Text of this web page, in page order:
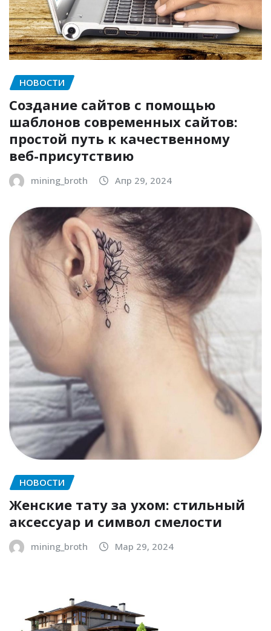
НОВОСТИ
Создание сайтов с помощью
шаблонов современных сайтов:
простой путь к качественному
веб-присутствию
mining_broth Апр 29, 2024
НОВОСТИ
Женские тату за ухом: стильный
аксессуар и символ смелости
mining_broth Мар 29, 2024